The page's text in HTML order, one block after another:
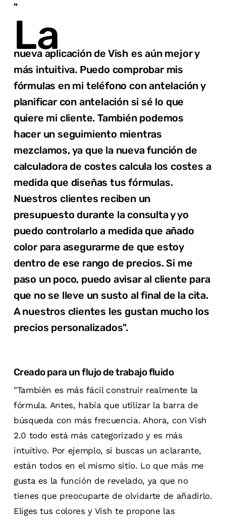
"
La
nueva aplicación de Vish es aún mejor y
más intuitiva. Puedo comprobar mis
fórmulas en mi teléfono con antelación y
planificar con antelación si sé lo que
quiere mi cliente. También podemos
hacer un seguimiento mientras
mezclamos, ya que la nueva función de
calculadora de costes calcula los costes a
medida que diseñas tus fórmulas.
Nuestros clientes reciben un
presupuesto durante la consulta y yo
puedo controlarlo a medida que añado
color para asegurarme de que estoy
dentro de ese rango de precios. Si me
paso un poco, puedo avisar al cliente para
que no se lleve un susto al final de la cita.
A nuestros clientes les gustan mucho los
precios personalizados".
Creado para un flujo de trabajo fluido
"También es más fácil construir realmente la
fórmula. Antes, había que utilizar la barra de
búsqueda con más frecuencia. Ahora, con Vish
2.0 todo está más categorizado y es más
intuitivo. Por ejemplo, si buscas un aclarante,
están todos en el mismo sitio. Lo que más me
gusta es la función de revelado, ya que no
tienes que preocuparte de olvidarte de añadirlo.
Eliges tus colores y Vish te propone las